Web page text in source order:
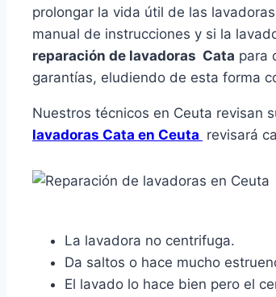
prolongar la vida útil de las
manual de instrucciones y si la
reparación de lavadoras Cata para
garantías, eludiendo de esta forma
Nuestros técnicos en Ceuta revisan
lavadoras Cata en Ceuta revisará
La lavadora no centrifuga.
Da saltos o hace mucho
El lavado lo hace bien pero el